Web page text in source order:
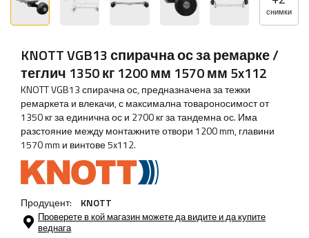
снимки
KNOTT VGB13 спирачна ос за ремарке /
теглич 1350 кг 1200 мм 1570 мм 5x112
KNOTT VGB13 спирачна ос, предназначена за тежки
ремаркета и влекачи, с максимална товароносимост от
1350 кг за единична ос и 2700 кг за тандемна ос. Има
разстояние между монтажните отвори 1200 mm, главини
1570 mm и винтове 5x112.
Продуцент: KNOTT
Проверете в кой магазин можете да видите и да купите
веднага